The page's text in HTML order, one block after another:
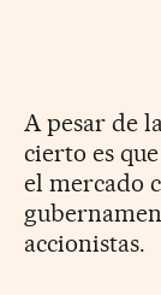
A pesar de
cierto es
el mercado
accionistas.